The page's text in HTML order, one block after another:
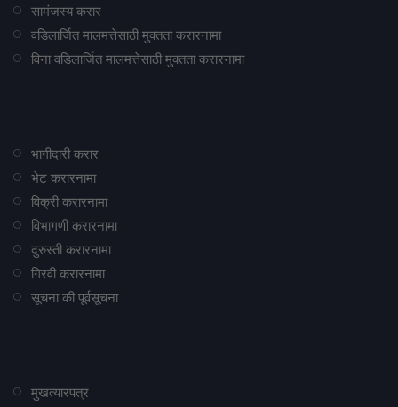
सामंजस्य करार
वडिलार्जित मालमत्तेसाठी मुक्तता करारनामा
विना वडिलार्जित मालमत्तेसाठी मुक्तता करारनामा
भागीदारी करार
भेट करारनामा
विक्री करारनामा
विभागणी करारनामा
दुरुस्ती करारनामा
गिरवी करारनामा
सूचना की पूर्वसूचना
मुखत्यारपत्र